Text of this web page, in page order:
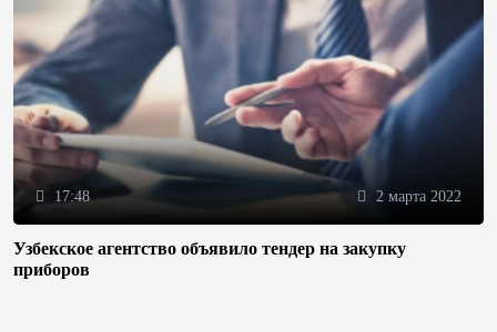
17:48 2 марта 2022
Узбекское агентство объявило тендер на закупку
приборов